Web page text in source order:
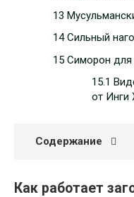
13
14 Сильный
15 Симорон
15.1
от Инги
Содержание
Как работает